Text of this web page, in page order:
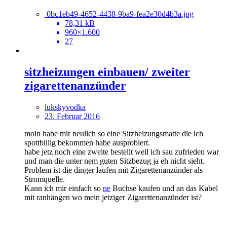
0bc1eb49-4652-4438-9ba9-fea2e30d4b3a.jpg
78,31 kB
960×1.600
27
sitzheizungen einbauen/ zweiter
zigarettenanzünder
lukskyvodka
23. Februar 2016
moin habe mir neulich so eine Sitzheizungsmatte die ich
spottbillig bekommen habe ausprobiert.
habe jetz noch eine zweite bestellt weil ich sau zufrieden war
und man die unter nem guten Sitzbezug ja eh nicht sieht.
Problem ist die dinger laufen mit Zigarettenanzünder als
Stromquelle.
Kann ich mir einfach so ne Buchse kaufen und an das Kabel
mit ranhängen wo mein jetziger Zigarettenanzünder ist?